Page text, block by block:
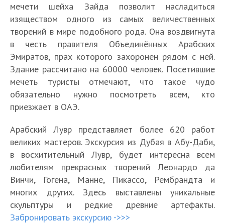
мечети шейха Зайда позволит насладиться
изяществом одного из самых величественных
творений в мире подобного рода. Она воздвигнута
в честь правителя Объединённых Арабских
Эмиратов, прах которого захоронен рядом с ней.
Здание рассчитано на 60000 человек. Посетившие
мечеть туристы отмечают, что такое чудо
обязательно нужно посмотреть всем, кто
приезжает в ОАЭ.
Арабский Лувр представляет более 620 работ
великих мастеров. Экскурсия из Дубая в Абу-Даби,
в восхитительный Лувр, будет интересна всем
любителям прекрасных творений Леонардо да
Винчи, Гогена, Манне, Пикассо, Рембрандта и
многих других. Здесь выставлены уникальные
скульптуры и редкие древние артефакты.
Забронировать экскурсию ->>>